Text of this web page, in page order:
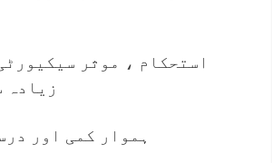
زیادہ
7. ہموار کمی اور